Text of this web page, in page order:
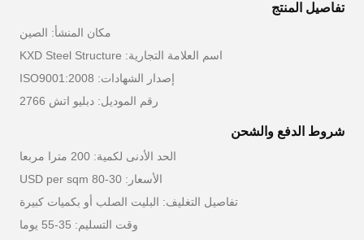
تفاصيل المنتج
مكان المنشأ: الصين
اسم العلامة التجارية: KXD Steel Structure
إصدار الشهادات: ISO9001:2008
رقم الموديل: دبليو اتش 2766
شروط الدفع والشحن
الحد الأدنى لكمية: 200 مترا مربعا
الأسعار: 30-80 USD per sqm
تفاصيل التغليف: البليت الصلب أو بكميات كبيرة
وقت التسليم: 35-55 يوما